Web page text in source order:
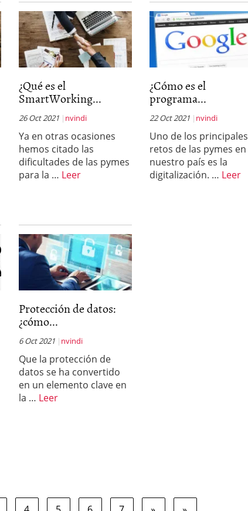
¿Qué es el
SmartWorking...
26 Oct 2021 nvindi
Ya en otras ocasiones
hemos citado las
dificultades de las pymes
para la … Leer
¿Cómo es el
programa...
22 Oct 2021 nvindi
Uno de los principales
retos de las pymes en
nuestro país es la
digitalización. … Leer
Protección de datos:
¿cómo...
6 Oct 2021 nvindi
Que la protección de
datos se ha convertido
en un elemento clave en
la … Leer